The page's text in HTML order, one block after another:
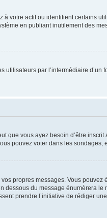
votre actif ou identifient certains
en publiant inutilement des
par l’intermédiaire
que vous ayez besoin d’être
pouvez voter dans les sondages,
propres messages. Vous
du message énumèrera le
prendre l’initiative de rédiger